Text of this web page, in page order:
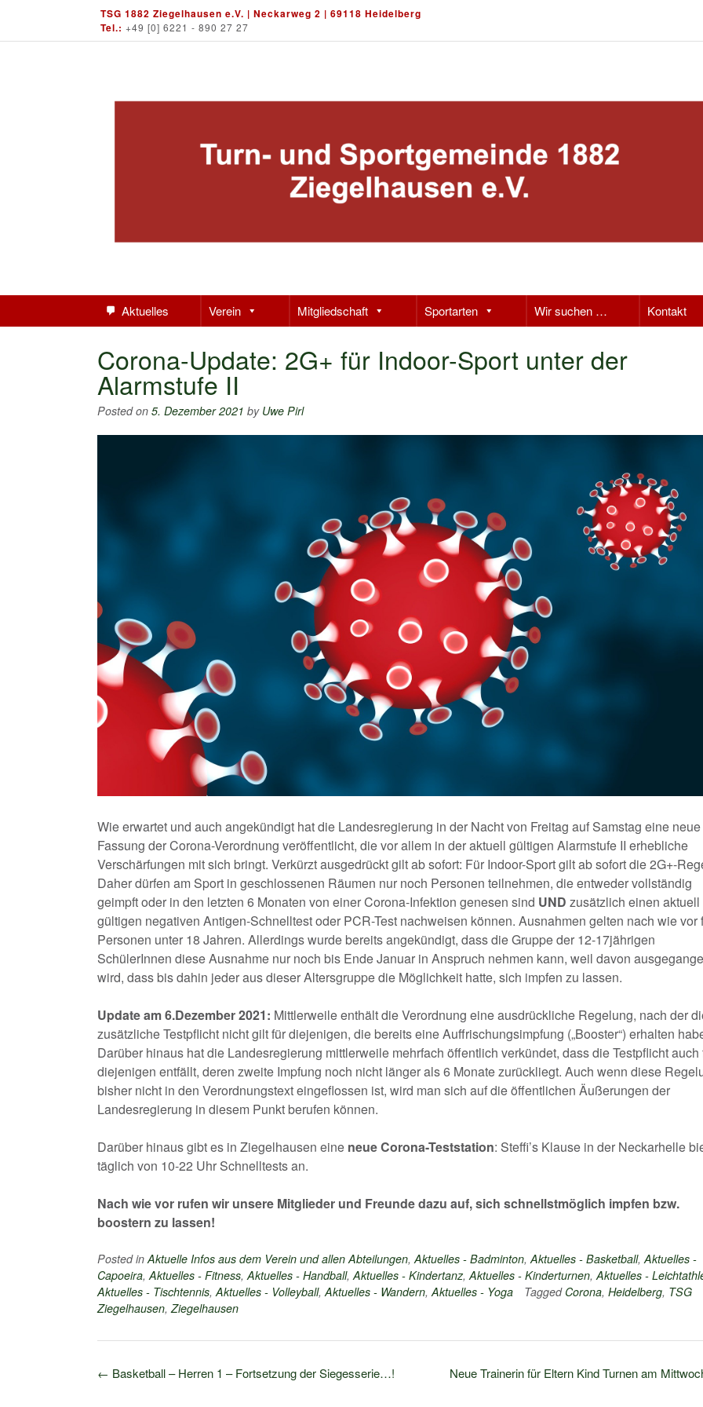
content
TSG 1882 Ziegelhausen e.V. | Neckarweg 2 | 69118 Heidelberg
Tel.: +49 [0] 6221 - 890 27 27
Aktuelles Verein Mitgliedschaft Sportarten Wir suchen … Kontakt
Corona-Update: 2G+ für Indoor-Sport unter der
Alarmstufe II
Posted on 5. Dezember 2021 by Uwe Pirl
Wie erwartet und auch angekündigt hat die Landesregierung in der Nacht von Freitag auf Samstag eine neue
Fassung der Corona-Verordnung veröffentlicht, die vor allem in der aktuell gültigen Alarmstufe II erhebliche
Verschärfungen mit sich bringt. Verkürzt ausgedrückt gilt ab sofort: Für Indoor-Sport gilt ab sofort die 2G+-
Daher dürfen am Sport in geschlossenen Räumen nur noch Personen teilnehmen, die entweder vollständig
geimpft oder in den letzten 6 Monaten von einer Corona-Infektion genesen sind UND zusätzlich einen aktuell
gültigen negativen Antigen-Schnelltest oder PCR-Test nachweisen können. Ausnahmen gelten nach wie vor
Personen unter 18 Jahren. Allerdings wurde bereits angekündigt, dass die Gruppe der 12-17jährigen
SchülerInnen diese Ausnahme nur noch bis Ende Januar in Anspruch nehmen kann, weil davon
wird, dass bis dahin jeder aus dieser Altersgruppe die Möglichkeit hatte, sich impfen zu lassen.
Update am 6.Dezember 2021: Mittlerweile enthält die Verordnung eine ausdrückliche Regelung, nach der
zusätzliche Testpflicht nicht gilt für diejenigen, die bereits eine Auffrischungsimpfung („Booster“) erhalten
Darüber hinaus hat die Landesregierung mittlerweile mehrfach öffentlich verkündet, dass die Testpflicht auch
diejenigen entfällt, deren zweite Impfung noch nicht länger als 6 Monate zurückliegt. Auch wenn diese
bisher nicht in den Verordnungstext eingeflossen ist, wird man sich auf die öffentlichen Äußerungen der
Landesregierung in diesem Punkt berufen können.
Darüber hinaus gibt es in Ziegelhausen eine neue Corona-Teststation: Steffi’s Klause in der Neckarhelle
täglich von 10-22 Uhr Schnelltests an.
Nach wie vor rufen wir unsere Mitglieder und Freunde dazu auf, sich schnellstmöglich impfen bzw.
boostern zu lassen!
Posted inAktuelle Infos aus dem Verein und allen Abteilungen,Aktuelles - Badminton,Aktuelles - Basketball,Aktuelles -
Capoeira,Aktuelles - Fitness,Aktuelles - Handball,Aktuelles - Kindertanz,Aktuelles - Kinderturnen,Aktuelles -
Aktuelles - Tischtennis,Aktuelles - Volleyball,Aktuelles - Wandern,Aktuelles - Yoga Tagged Corona, Heidelberg, TSG
Ziegelhausen,Ziegelhausen
Post
Neue Trainerin für Eltern Kind Turnen am
← Basketball – Herren 1 – Fortsetzung der Siegesserie…!